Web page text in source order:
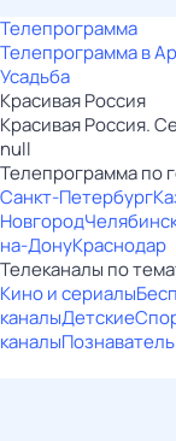
Телепрограмма
Телепрограмма в
Усадьба
Красивая Россия
Красивая Россия.
null
Телепрограмма по
Санкт-Петербург
Новгород
на-ДонуКраснодар
Телеканалы по
Кино и сериалы
каналыДетские
каналы